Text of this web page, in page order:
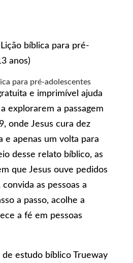
bíblica para pré-
anos)
para pré-adolescentes
e imprimível ajuda
explorarem a passagem
onde Jesus cura dez
e apenas um volta para
desse relato bíblico, as
que Jesus ouve pedidos
as pessoas a
a passo, acolhe a
a fé em pessoas
estudo bíblico Trueway